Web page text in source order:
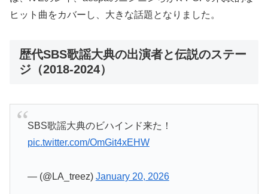
ヒット曲をカバーし、大きな話題となりました。
歴代SBS歌謡大典の出演者と伝説のステー
ジ（2018-2024）
SBS歌謡大典のビハインド来た！
pic.twitter.com/OmGit4xEHW
— (@LA_treez) January 20, 2026